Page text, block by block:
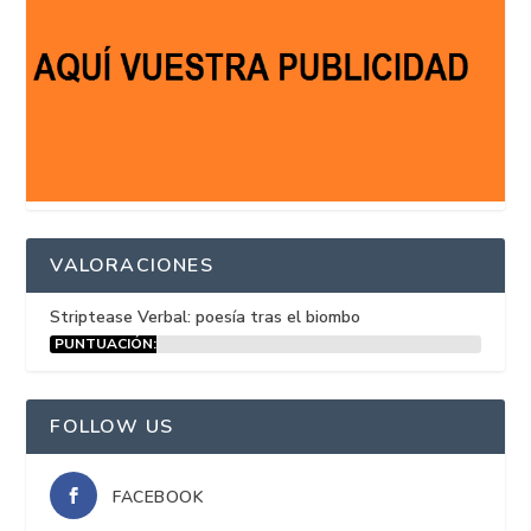
VALORACIONES
Striptease Verbal: poesía tras el biombo
PUNTUACIÓN:
FOLLOW US
FACEBOOK